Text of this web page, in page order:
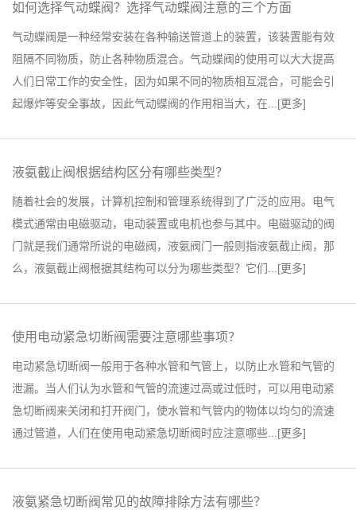
如何选择气动蝶阀？选择气动蝶阀注意的三个方面
气动蝶阀是一种经常安装在各种输送管道上的装置，该装置能有效
阻隔不同物质，防止各种物质混合。气动蝶阀的使用可以大大提高
人们日常工作的安全性，因为如果不同的物质相互混合，可能会引
起爆炸等安全事故，因此气动蝶阀的作用相当大，在...[更多]
液氨截止阀根据结构区分有哪些类型？
随着社会的发展，计算机控制和管理系统得到了广泛的应用。电气
模式通常由电磁驱动，电动装置或电机也参与其中。电磁驱动的阀
门就是我们通常所说的电磁阀，液氨阀门一般则指液氨截止阀，那
么，液氨截止阀根据其结构可以分为哪些类型？它们...[更多]
使用电动紧急切断阀需要注意哪些事项？
电动紧急切断阀一般用于各种水管和气管上，以防止水管和气管的
泄漏。当人们认为水管和气管的流速过高或过低时，可以用电动紧
急切断阀来关闭和打开阀门，使水管和气管内的物体以均匀的流速
通过管道，人们在使用电动紧急切断阀时应注意哪些...[更多]
液氨紧急切断阀常见的故障排除方法有哪些？